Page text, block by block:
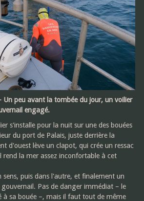
Un peu avant la tombée du jour, un voilier
engagé.
s'installe pour la nuit sur une des bouées
du port de Palais, juste derrière la
d'ouest lève un clapot, qui crée un ressac
rend la mer assez inconfortable à cet
sens, puis dans l'autre, et finalement un
gouvernail. Pas de danger immédiat – le
à sa bouée –, mais il faut tout de même